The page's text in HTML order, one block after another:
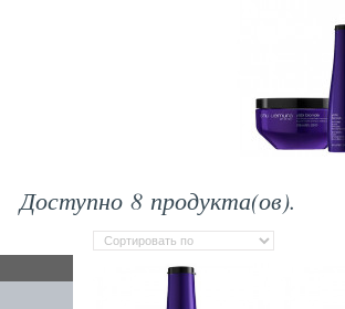
Доступно 8 продукта(ов).